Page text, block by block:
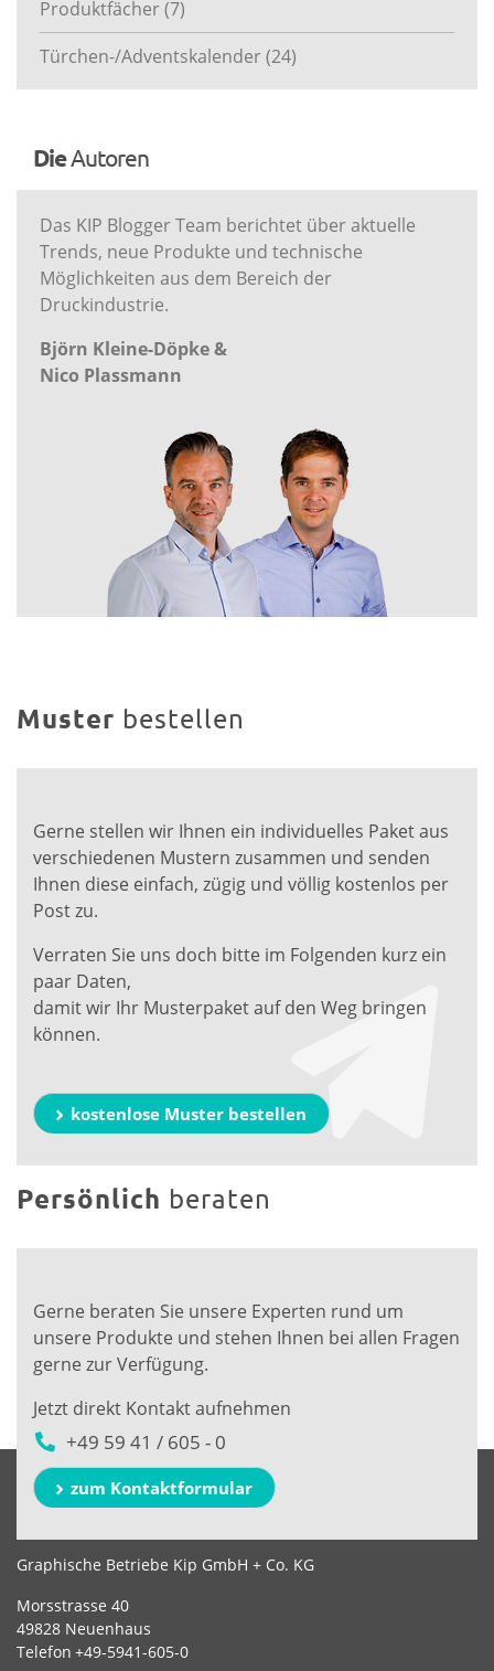
Produktfächer(7)
Türchen-/Adventskalender(24)
DieAutoren
Das KIP Blogger Team berichtet über aktuelle
Trends, neue Produkte und technische
Möglichkeiten aus dem Bereich der
Druckindustrie.
Björn Kleine-Döpke &
Nico Plassmann
Muster bestellen
Gerne stellen wir Ihnen ein individuelles Paket aus
verschiedenen Mustern zusammen und senden
Ihnen diese einfach, zügig und völlig kostenlos per
Post zu.
Verraten Sie uns doch bitte im Folgenden kurz ein
paar Daten,
damit wir Ihr Musterpaket auf den Weg bringen
können.
kostenlose Muster bestellen
Persönlich beraten
Gerne beraten Sie unsere Experten rund um
unsere Produkte und stehen Ihnen bei allen Fragen
gerne zur Verfügung.
Jetzt direkt Kontakt aufnehmen
+49 59 41 / 605 - 0
zum Kontaktformular
Graphische Betriebe Kip GmbH + Co. KG
Morsstrasse 40
49828 Neuenhaus
Telefon +49-5941-605-0